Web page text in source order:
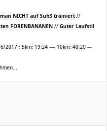
NICHT auf Sub3 trainiert //
FORENBANANEN // Guter Laufstil
2017 : 5km: 19:24 ---- 10km: 40:20 ---